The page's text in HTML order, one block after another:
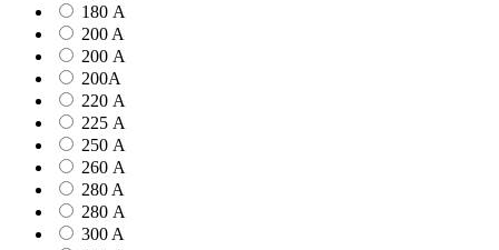
180 А
200 A
200 А
200А
220 А
225 А
250 А
260 А
280 A
280 А
300 A